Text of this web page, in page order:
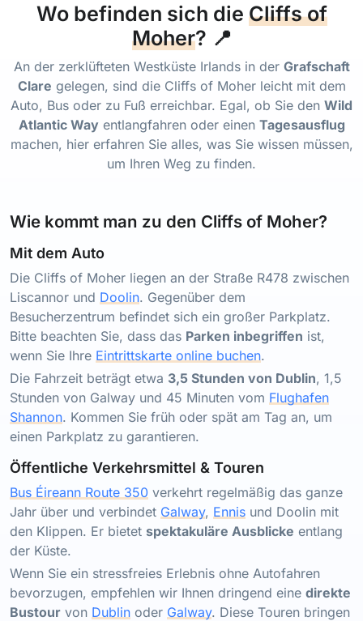
Wo befinden sich die Cliffs of
Moher? 📍
An der zerklüfteten Westküste Irlands in der Grafschaft
Clare gelegen, sind die Cliffs of Moher leicht mit dem
Auto, Bus oder zu Fuß erreichbar. Egal, ob Sie den Wild
Atlantic Wayentlangfahren oder einen Tagesausflug
machen, hier erfahren Sie alles, was Sie wissen müssen,
um Ihren Weg zu finden.
Wie kommt man zu den Cliffs of Moher?
Mit dem Auto
Die Cliffs of Moher liegen an der Straße R478 zwischen
Liscannor und Doolin. Gegenüber dem
Besucherzentrum befindet sich ein großer Parkplatz.
Bitte beachten Sie, dass das Parken inbegriffen ist,
wenn Sie Ihre Eintrittskarte online buchen.
Die Fahrzeit beträgt etwa 3,5 Stunden von Dublin, 1,5
Stunden von Galway und 45 Minuten vom Flughafen
Shannon. Kommen Sie früh oder spät am Tag an, um
einen Parkplatz zu garantieren.
Öffentliche Verkehrsmittel & Touren
Bus Éireann Route 350 verkehrt regelmäßig das ganze
Jahr über und verbindet Galway, Ennis und Doolin mit
den Klippen. Er bietet spektakuläre Ausblicke entlang
der Küste.
Wenn Sie ein stressfreies Erlebnis ohne Autofahren
bevorzugen, empfehlen wir Ihnen dringend eine direkte
Bustour von Dublin oder Galway. Diese Touren bringen